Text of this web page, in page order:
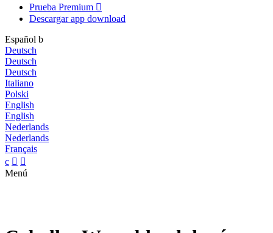
Prueba Premium 
Descargar app download
Español b
Deutsch
Deutsch
Deutsch
Italiano
Polski
English
English
Nederlands
Nederlands
Français
c  
Menú